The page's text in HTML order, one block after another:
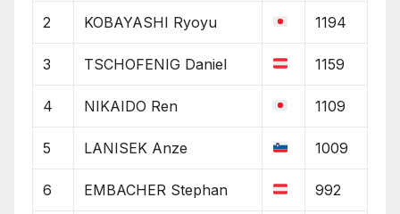
2 KOBAYASHI Ryoyu 1194
3 TSCHOFENIG Daniel 1159
4 NIKAIDO Ren 1109
5 LANISEK Anze 1009
6 EMBACHER Stephan 992